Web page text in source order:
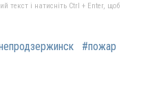
текст і натисніть Ctrl + Enter, щоб
#пожар